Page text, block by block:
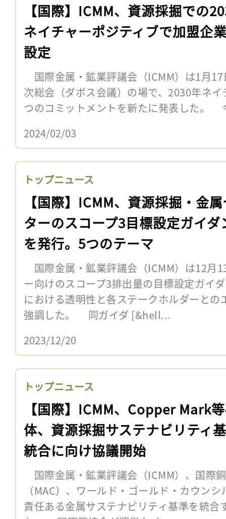
【国際】ICMM、資源採掘での
ネイチャーポジティブで加盟企
設定
国際金属・鉱業評議会（ICMM）は1月
次総会（ダボス会議）の場で、2030年ネ
つのコミットメントを新たに発表した。
2024/02/03
トップニュース
【国際】ICMM、資源採掘・金
ターのスコープ3目標設定ガイダ
を発行。5つのテーマ
国際金属・鉱業評議会（ICMM）は12月
ー向けのスコープ3排出量の目標設定ガイ
における透明性と各ステークホルダーと
強調した。 同ガイダ [&hell...
2023/12/20
トップニュース
【国際】ICMM、Copper Mark
体、資源採掘サステナビリティ
統合に向け協議開始
国際金属・鉱業評議会（ICMM）、国際
（MAC）、ワールド・ゴールド・カウン
責任ある金属サステナビリティ基準を統合